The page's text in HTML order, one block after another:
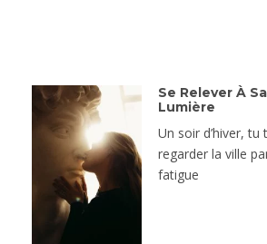
Se Relever À
Lumière
Un soir d’hiver, tu
regarder la ville
fatigue